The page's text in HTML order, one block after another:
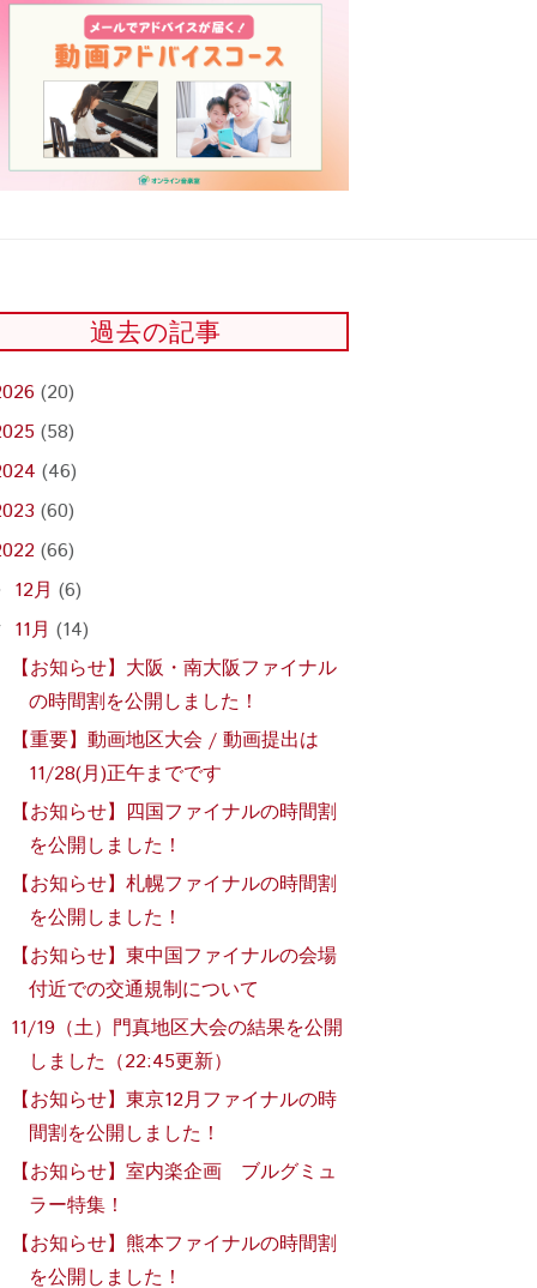
過去の記事
(20)
(58)
(46)
(60)
(66)
12月(6)
11月(14)
【お知らせ】大阪・南大阪ファイナル
の時間割を公開しました！
【重要】動画地区大会 / 動画提出は
11/28(月)正午までです
【お知らせ】四国ファイナルの時間割
を公開しました！
【お知らせ】札幌ファイナルの時間割
を公開しました！
【お知らせ】東中国ファイナルの会場
付近での交通規制について
11/19（土）門真地区大会の結果を公開
しました（22:45更新）
【お知らせ】東京12月ファイナルの時
間割を公開しました！
【お知らせ】室内楽企画 ブルグミュ
ラー特集！
【お知らせ】熊本ファイナルの時間割
を公開しました！